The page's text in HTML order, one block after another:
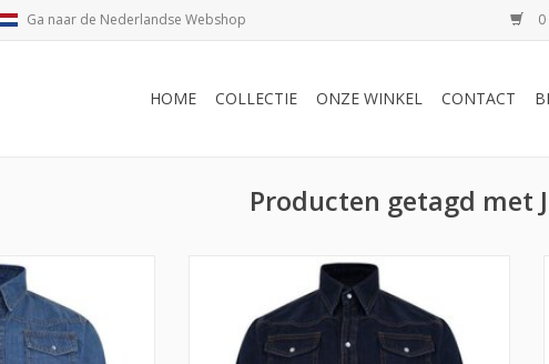
Ga naar de Nederlandse Webshop
HOME COLLECTIE ONZE WINKEL CONTACT
Producten getagd met